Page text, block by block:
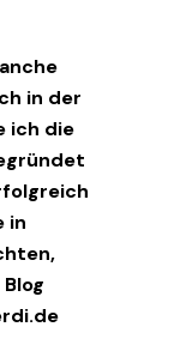
in der
ich die
in